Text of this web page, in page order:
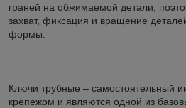
граней на обжимаемой детали,
захват, фиксация и вращение
формы.
Ключи трубные – самостоятельный
крепежом и являются одной из